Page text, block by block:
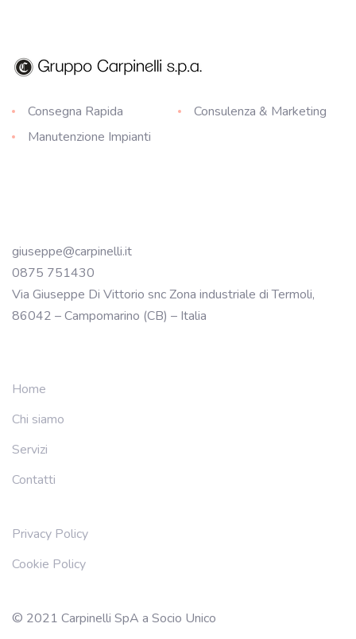
Consegna Rapida
Consulenza & Marketing
Manutenzione Impianti
giuseppe@carpinelli.it
0875 751430
Via Giuseppe Di Vittorio snc Zona industriale di Termoli,
86042 – Campomarino (CB) – Italia
Home
Chi siamo
Servizi
Contatti
Privacy Policy
Cookie Policy
© 2021 Carpinelli SpA a Socio Unico